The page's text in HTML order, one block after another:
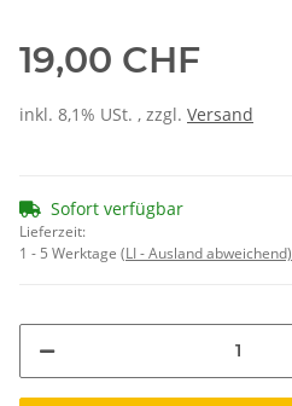
19,00 CHF
inkl. 8,1% USt. , zzgl. Versand
Sofort verfügbar
Lieferzeit:
1 - 5 Werktage (LI - Ausland abweichend)